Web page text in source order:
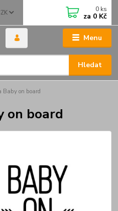
Menu
Hledat
0 ks
za 0 Kč
Baby on board
on board